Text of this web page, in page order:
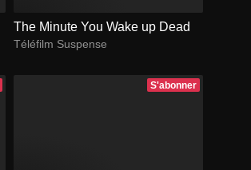
The Minute You Wake up Dead
Téléfilm Suspense
S'abonner